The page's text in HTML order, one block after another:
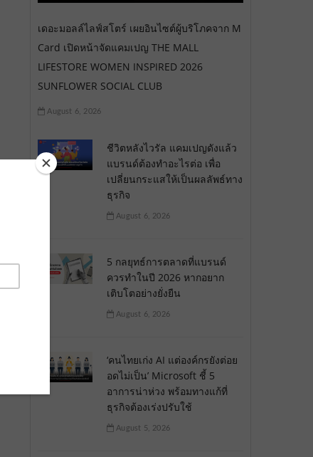
เดอะมอลล์ไลฟ์สโตร์ เผยอินไซต์ผู้บริโภคจาก M
Card เปิดหน้าจัดแคมเปญ THE MALL
LIFESTORE WOMEN INSPIRED 2026
SUNFLOWER SOCIAL CLUB
August 6, 2026
ชีวิตหลังไวรัล แคมเปญดังแล้ว
แบรนด์ต้องทำอะไรต่อ เพื่อ
เปลี่ยนกระแสให้เป็นผลลัพธ์ทาง
ธุรกิจ
August 6, 2026
5 กลยุทธ์การตลาดที่แบรนด์
ควรทำในปี 2026 หากอยาก
เติบโตอย่างยั่งยืน
August 6, 2026
‘คนไทยเก่ง AI แต่องค์กรยังต่อย
อดไม่เป็น’ Microsoft ชี้ 5
อาการน่าห่วง พร้อมทางแก้ที่
ธุรกิจต้องเร่งปรับใช้
August 5, 2026